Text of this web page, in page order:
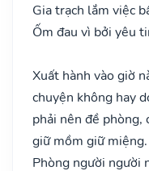
Gia trạch lắm việc
Ốm đau vì bởi yêu
Xuất hành vào giờ
chuyện không hay
phải nên đề
giữ mồm giữ
Phòng người người